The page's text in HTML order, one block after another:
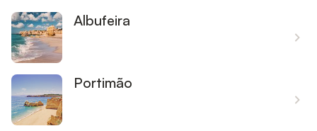
Albufeira
Portimão